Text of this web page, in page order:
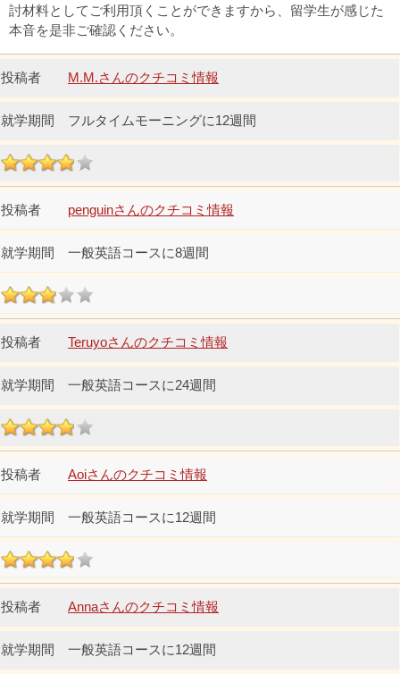
討材料としてご利用頂くことができますから、留学生が感じた
本音を是非ご確認ください。
M.M.さんのクチコミ情報
フルタイムモーニングに12週間
penguinさんのクチコミ情報
一般英語コースに8週間
Teruyoさんのクチコミ情報
一般英語コースに24週間
Aoiさんのクチコミ情報
一般英語コースに12週間
Annaさんのクチコミ情報
一般英語コースに12週間